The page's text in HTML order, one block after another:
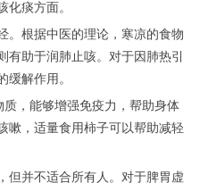
化痰方面。
。根据中医的理论，寒凉的食物
助于润肺止咳。对于因肺热引
缓解作用。
，能够增强免疫力，帮助身体
嗽，适量食用柿子可以帮助减轻
但并不适合所有人。对于脾胃虚